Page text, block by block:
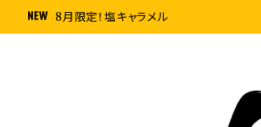
8月限定！塩キャラメル